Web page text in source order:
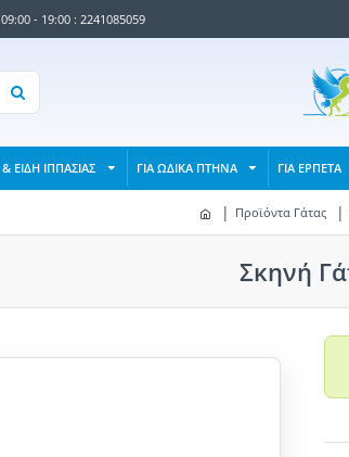
- 19:00 : 2241085059
ΕΙΔΗ ΙΠΠΑΣΙΑΣ ΓΙΑ ΩΔΙΚΑ ΠΤΗΝΑ ΓΙΑ ΕΡΠΕΤΑ
Προϊόντα Γάτας
Σκηνή